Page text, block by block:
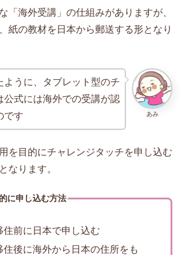
「海外受講」の仕組みがありますが、
紙の教材を日本から郵送する形となり
あみ
ように、タブレット型のチ
公式には海外での受講が認
です
を目的にチャレンジタッチを申し込む
なります。
に申し込む方法
住前に日本で申し込む
住後に海外から日本の住所をも